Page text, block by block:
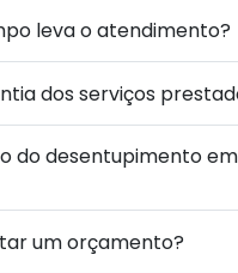
leva o atendimento?
dos serviços
do desentupimento
um orçamento?